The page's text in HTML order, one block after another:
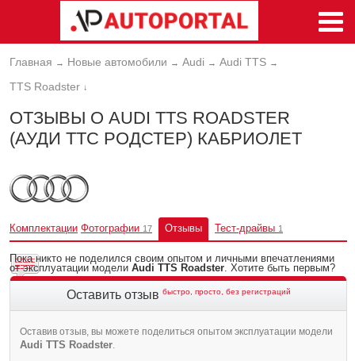
Главная → Новые автомобили → Audi → Audi TTS →
TTS Roadster ↓
ОТЗЫВЫ О AUDI TTS ROADSTER
(АУДИ ТТС РОДСТЕР) КАБРИОЛЕТ
Комплектации Фотографии 17 Отзывы Тест-драйвы 1
Пока никто не поделился своим опытом и личными впечатлениями
от эксплуатации модели Audi TTS Roadster . Хотите быть первым?
Оставить отзыв быстро, просто, без регистраций
Оставив отзыв, вы можете поделиться опытом эксплуатации модели
Audi TTS Roadster.